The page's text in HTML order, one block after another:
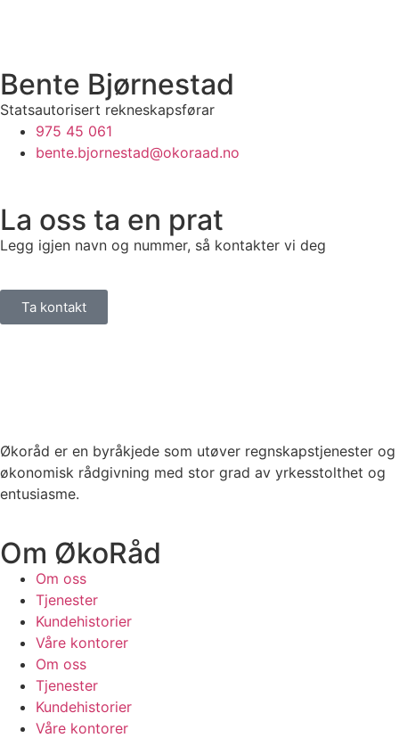
Bente Bjørnestad
Statsautorisert rekneskapsførar
975 45 061
bente.bjornestad@okoraad.no
La oss ta en prat
Legg igjen navn og nummer, så kontakter vi deg
Ta kontakt
Økoråd er en byråkjede som utøver regnskapstjenester og
økonomisk rådgivning med stor grad av yrkesstolthet og
entusiasme.
Om ØkoRåd
Om oss
Tjenester
Kundehistorier
Våre kontorer
Om oss
Tjenester
Kundehistorier
Våre kontorer